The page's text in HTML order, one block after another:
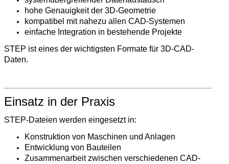
hohe Genauigkeit der 3D-Geometrie
kompatibel mit nahezu allen CAD-Systemen
einfache Integration in bestehende Projekte
STEP ist eines der wichtigsten Formate für 3D-CAD-
Daten.
Einsatz in der Praxis
STEP-Dateien werden eingesetzt in:
Konstruktion von Maschinen und Anlagen
Entwicklung von Bauteilen
Zusammenarbeit zwischen verschiedenen CAD-